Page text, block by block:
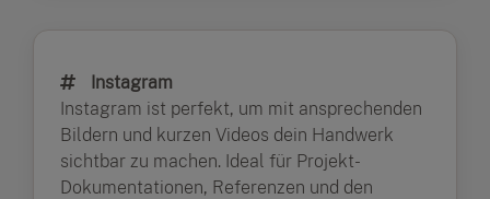
Instagram
Instagram ist perfekt, um mit ansprechenden
Bildern und kurzen Videos dein Handwerk
sichtbar zu machen. Ideal für Projekt-
Dokumentationen, Referenzen und den